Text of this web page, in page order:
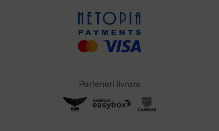
Parteneri livrare